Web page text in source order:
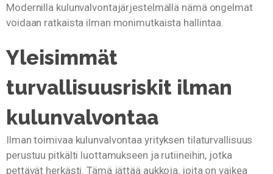
Modernilla kulunvalvontajärjestelmällä nämä ongelmat
voidaan ratkaista ilman monimutkaista hallintaa.
Yleisimmät
turvallisuusriskit ilman
kulunvalvontaa
Ilman toimivaa kulunvalvontaa yrityksen tilaturvallisuus
perustuu pitkälti luottamukseen ja rutiineihin, jotka
pettävät herkästi. Tämä jättää aukkoja, joita on vaikea